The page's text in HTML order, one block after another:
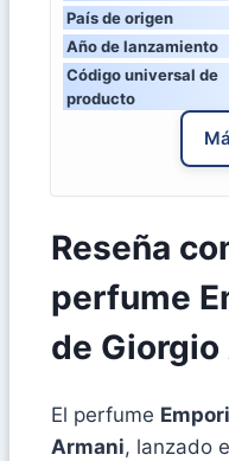
País de origen
Año de lanzamiento
Código universal de
producto
Reseña
perfume
de Giorgio
El perfume
Armani, lanzado